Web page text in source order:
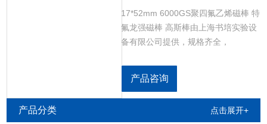
17*52mm 6000GS聚四氟乙烯磁棒 特
氟龙强磁棒 高斯棒由上海书培实验设
备有限公司提供，规格齐全，
聚四氟强力磁棒 主要用于锂电池正负
极材料分析检查，析出磁性物质 内部
产品咨询
产品分类 点击展开+